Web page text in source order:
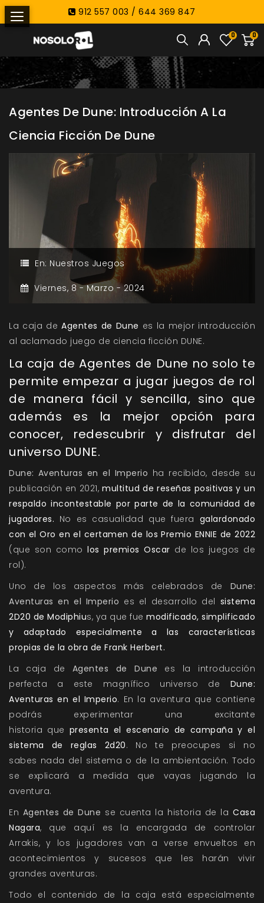
912 557 003 / 644 369 847
0
0
Agentes De Dune: Introducción A La
Ciencia Ficción De Dune
En: Nuestros Juegos
Viernes, 8 -Marzo -2024
La caja de Agentes de Dune es la mejor introducción
al aclamado juego de ciencia ficción DUNE.
La caja de Agentes de Dune no solo te
permite empezar a jugar juegos de rol
de manera fácil y sencilla, sino que
además es la mejor opción para
conocer, redescubrir y disfrutar del
universo DUNE.
Dune: Aventuras en el Imperio ha recibido, desde su
publicación en 2021,multitud de reseñas positivas y un
respaldo incontestable por parte de la comunidad de
jugadores. No es casualidad que fuera galardonado
con el Oro en el certamen de los Premio ENNIE de 2022
(que son como los premios Oscar de los juegos de
rol).
Uno de los aspectos más celebrados de Dune:
Aventuras en el Imperio es el desarrollo del sistema
2D20 de Modiphius, ya que fue modificado, simplificado
y adaptado especialmente a las características
propias de la obra de Frank Herbert.
La caja de Agentes de Dune es la introducción
perfecta a este magnífico universo de Dune:
Aventuras en el Imperio. En la aventura que contiene
podrás experimentar una excitante
historia que presenta el escenario de campaña y el
sistema de reglas 2d20. No te preocupes si no
sabes nada del sistema o de la ambientación. Todo
se explicará a medida que vayas jugando la
aventura.
En Agentes de Dune se cuenta la historia de laCasa
Nagara, que aquí es la encargada de controlar
Arrakis, y los jugadores van a verse envueltos en
acontecimientos y sucesos que les harán vivir
grandes aventuras.
Todo el contenido de la caja está especialmente